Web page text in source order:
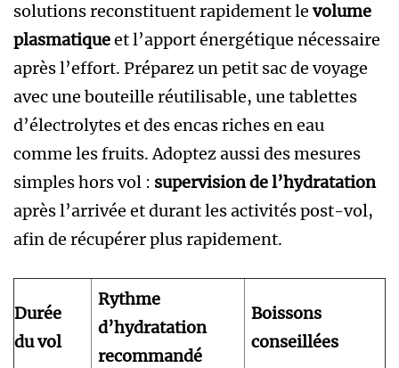
solutions reconstituent rapidement le volume
plasmatiqueet l’apport énergétique nécessaire
après l’effort. Préparez un petit sac de voyage
avec une bouteille réutilisable, une tablettes
d’électrolytes et des encas riches en eau
comme les fruits. Adoptez aussi des mesures
simples hors vol : supervision de l’hydratation
après l’arrivée et durant les activités post-vol,
afin de récupérer plus rapidement.
Durée
du vol
Rythme
d’hydratation
recommandé
Boissons
conseillées